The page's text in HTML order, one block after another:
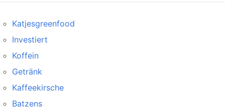
Katjesgreenfood
Investiert
Koffein
Getränk
Kaffeekirsche
Batzens